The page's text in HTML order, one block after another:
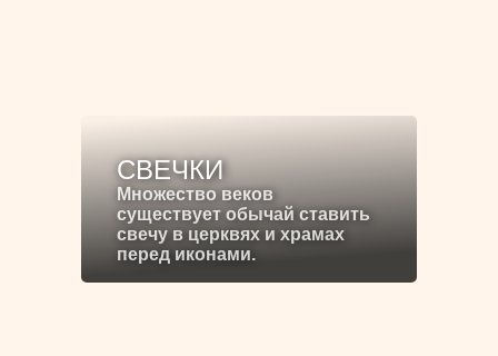
СВЕЧКИ
Множество веков
существует обычай ставить
свечу в церквях и храмах
перед иконами.